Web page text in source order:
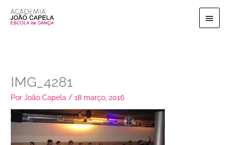
para
Menu
IMG_4281
PorJoão Capela /18 março, 2016